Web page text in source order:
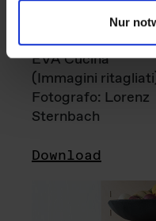
Nur
EVA Cucina
(Immagini
Fotografo: Lorenz
Sternbach
Download